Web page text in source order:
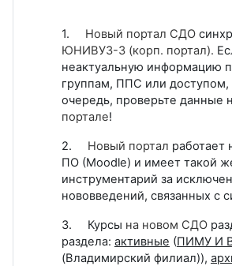
1. Новый портал СДО
ЮНИВУЗ-3 (корп. портал).
неактуальную информацию
группам, ППС или доступом,
очередь, проверьте данные
портале!
2. Новый портал работает
ПО (Moodle) и имеет такой
инструментарий за
нововведений, связанных с
3. Курсы на новом СДО
раздела: активные (ПИМУ И
(Владимирский филиал)),